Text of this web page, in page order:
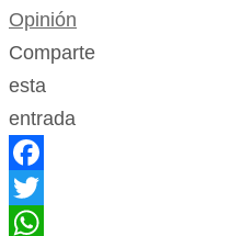
Opinión
Comparte
esta
entrada
Facebook
Twitter